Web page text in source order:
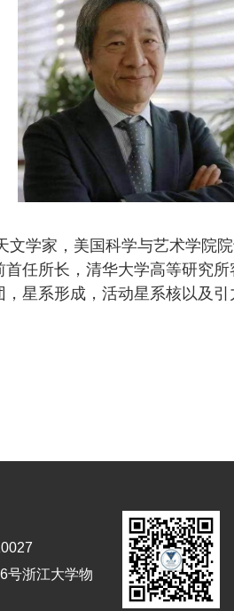
文学家，美国科学与艺术学院
任所长，清华大学高等研究
星系形成，活动星系核以及
号浙江大学物